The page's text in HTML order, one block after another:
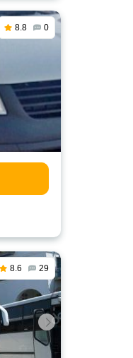
8.8 0
8.6 29